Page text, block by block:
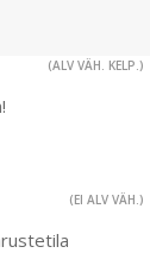
(ALV VÄH. KELP.)
(EI ALV VÄH.)